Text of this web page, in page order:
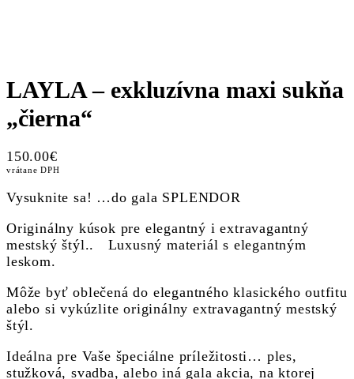
LAYLA – exkluzívna maxi sukňa
„čierna“
150.00€
vrátane DPH
Vysuknite sa! …do gala SPLENDOR
Originálny kúsok pre elegantný i extravagantný
mestský štýl.. Luxusný materiál s elegantným
leskom.
Môže byť oblečená do elegantného klasického outfitu
alebo si vykúzlite originálny extravagantný mestský
štýl.
Ideálna pre Vaše špeciálne príležitosti… ples,
stužková, svadba, alebo iná gala akcia, na ktorej